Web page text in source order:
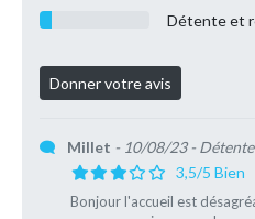
Détente et
Millet - 10/08/23-
3,5/5 Bien
Bonjour l'accueil est